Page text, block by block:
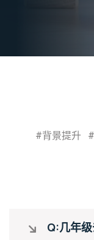
#背景提升
Q:几年级